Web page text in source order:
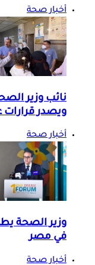
أخبار صحة
نائب وزير
ويصدر قرارات
أخبار صحة
وزير الصحة
في مصر
أخبار صحة